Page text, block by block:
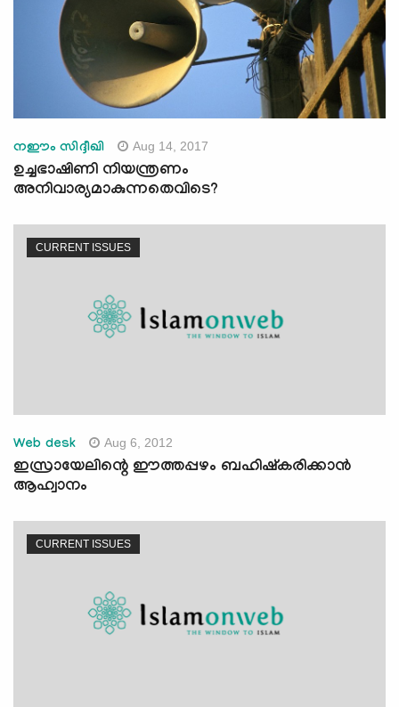
നഈം സിദ്ദീഖി Aug 14, 2017
ഉച്ചഭാഷിണി നിയന്ത്രണം
അനിവാര്യമാകുന്നതെവിടെ?
CURRENT ISSUES
Web desk Aug 6, 2012
ഇസ്രായേലിന്റെ ഈത്തപ്പഴം ബഹിഷ്‌കരിക്കാന്‍
ആഹ്വാനം
CURRENT ISSUES